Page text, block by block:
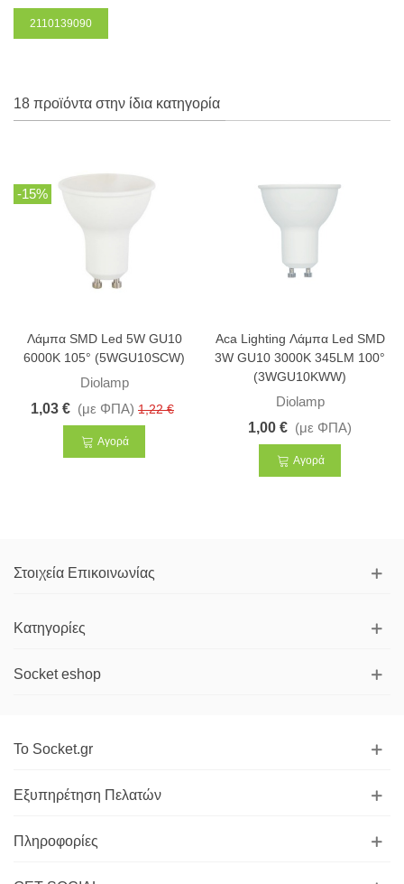
2110139090
18 προϊόντα στην ίδια κατηγορία
-15%
Λάμπα SMD Led 5W GU10
6000K 105° (5WGU10SCW)
Diolamp
1,03 € (με ΦΠΑ) 1,22 €
Αγορά
Aca Lighting Λάμπα Led SMD
3W GU10 3000K 345LM 100°
(3WGU10KWW)
Diolamp
1,00 € (με ΦΠΑ)
Αγορά
Στοιχεία Επικοινωνίας
Κατηγορίες
Socket eshop
Το Socket.gr
Εξυπηρέτηση Πελατών
Πληροφορίες